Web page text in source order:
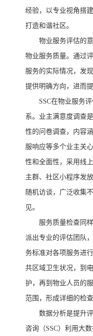
经验，以专业视角搭
打造和谐社区。
物业服务评估的
物业服务质量。通过
服务的实际情况，发
提供明确方向，进而
SSC在物业服务
系。业主满意度调查
性的问卷调查，内容
服响应等多个业主关
性和全面性，采用线
主群、社区小程序发
随机访谈，广泛收集
见。
服务质量检查同
派出专业的评估团队
务标准对各项服务进
共区域卫生状况，到
护，再到物业人员的
范围，形成详细的检查
数据分析是提升
咨询（SSC）利用大